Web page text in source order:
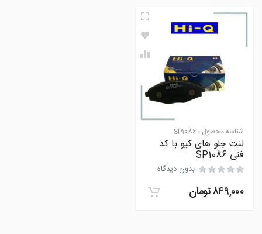
شناسه محصول : SP1086
لنت جلو های کیو با کد
فنی SP1086
بدون دیدگاه
۸۴۹,۰۰۰تومان